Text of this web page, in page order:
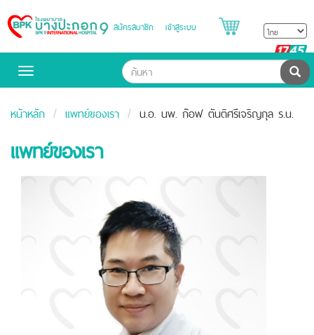
Bangpakok
Hospital
สมัครสมาชิก เข้าสู่ระบบ
Toggle
ค้น
หน้าหลัก แพทย์ของเรา น.อ. นพ. ก๊อฟ ตันติศรีเจริญกุล ร.น.
แพทย์ของเรา